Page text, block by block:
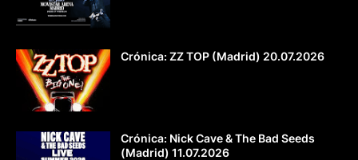
Crónica: ZZ TOP (Madrid) 20.07.2026
Crónica: Nick Cave & The Bad Seeds
(Madrid) 11.07.2026